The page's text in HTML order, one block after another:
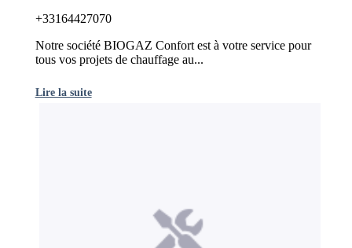
+33164427070
Notre société BIOGAZ Confort est à votre service pour
tous vos projets de chauffage au...
Lire la suite